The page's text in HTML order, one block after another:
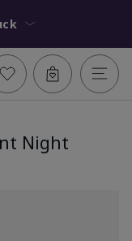
Night